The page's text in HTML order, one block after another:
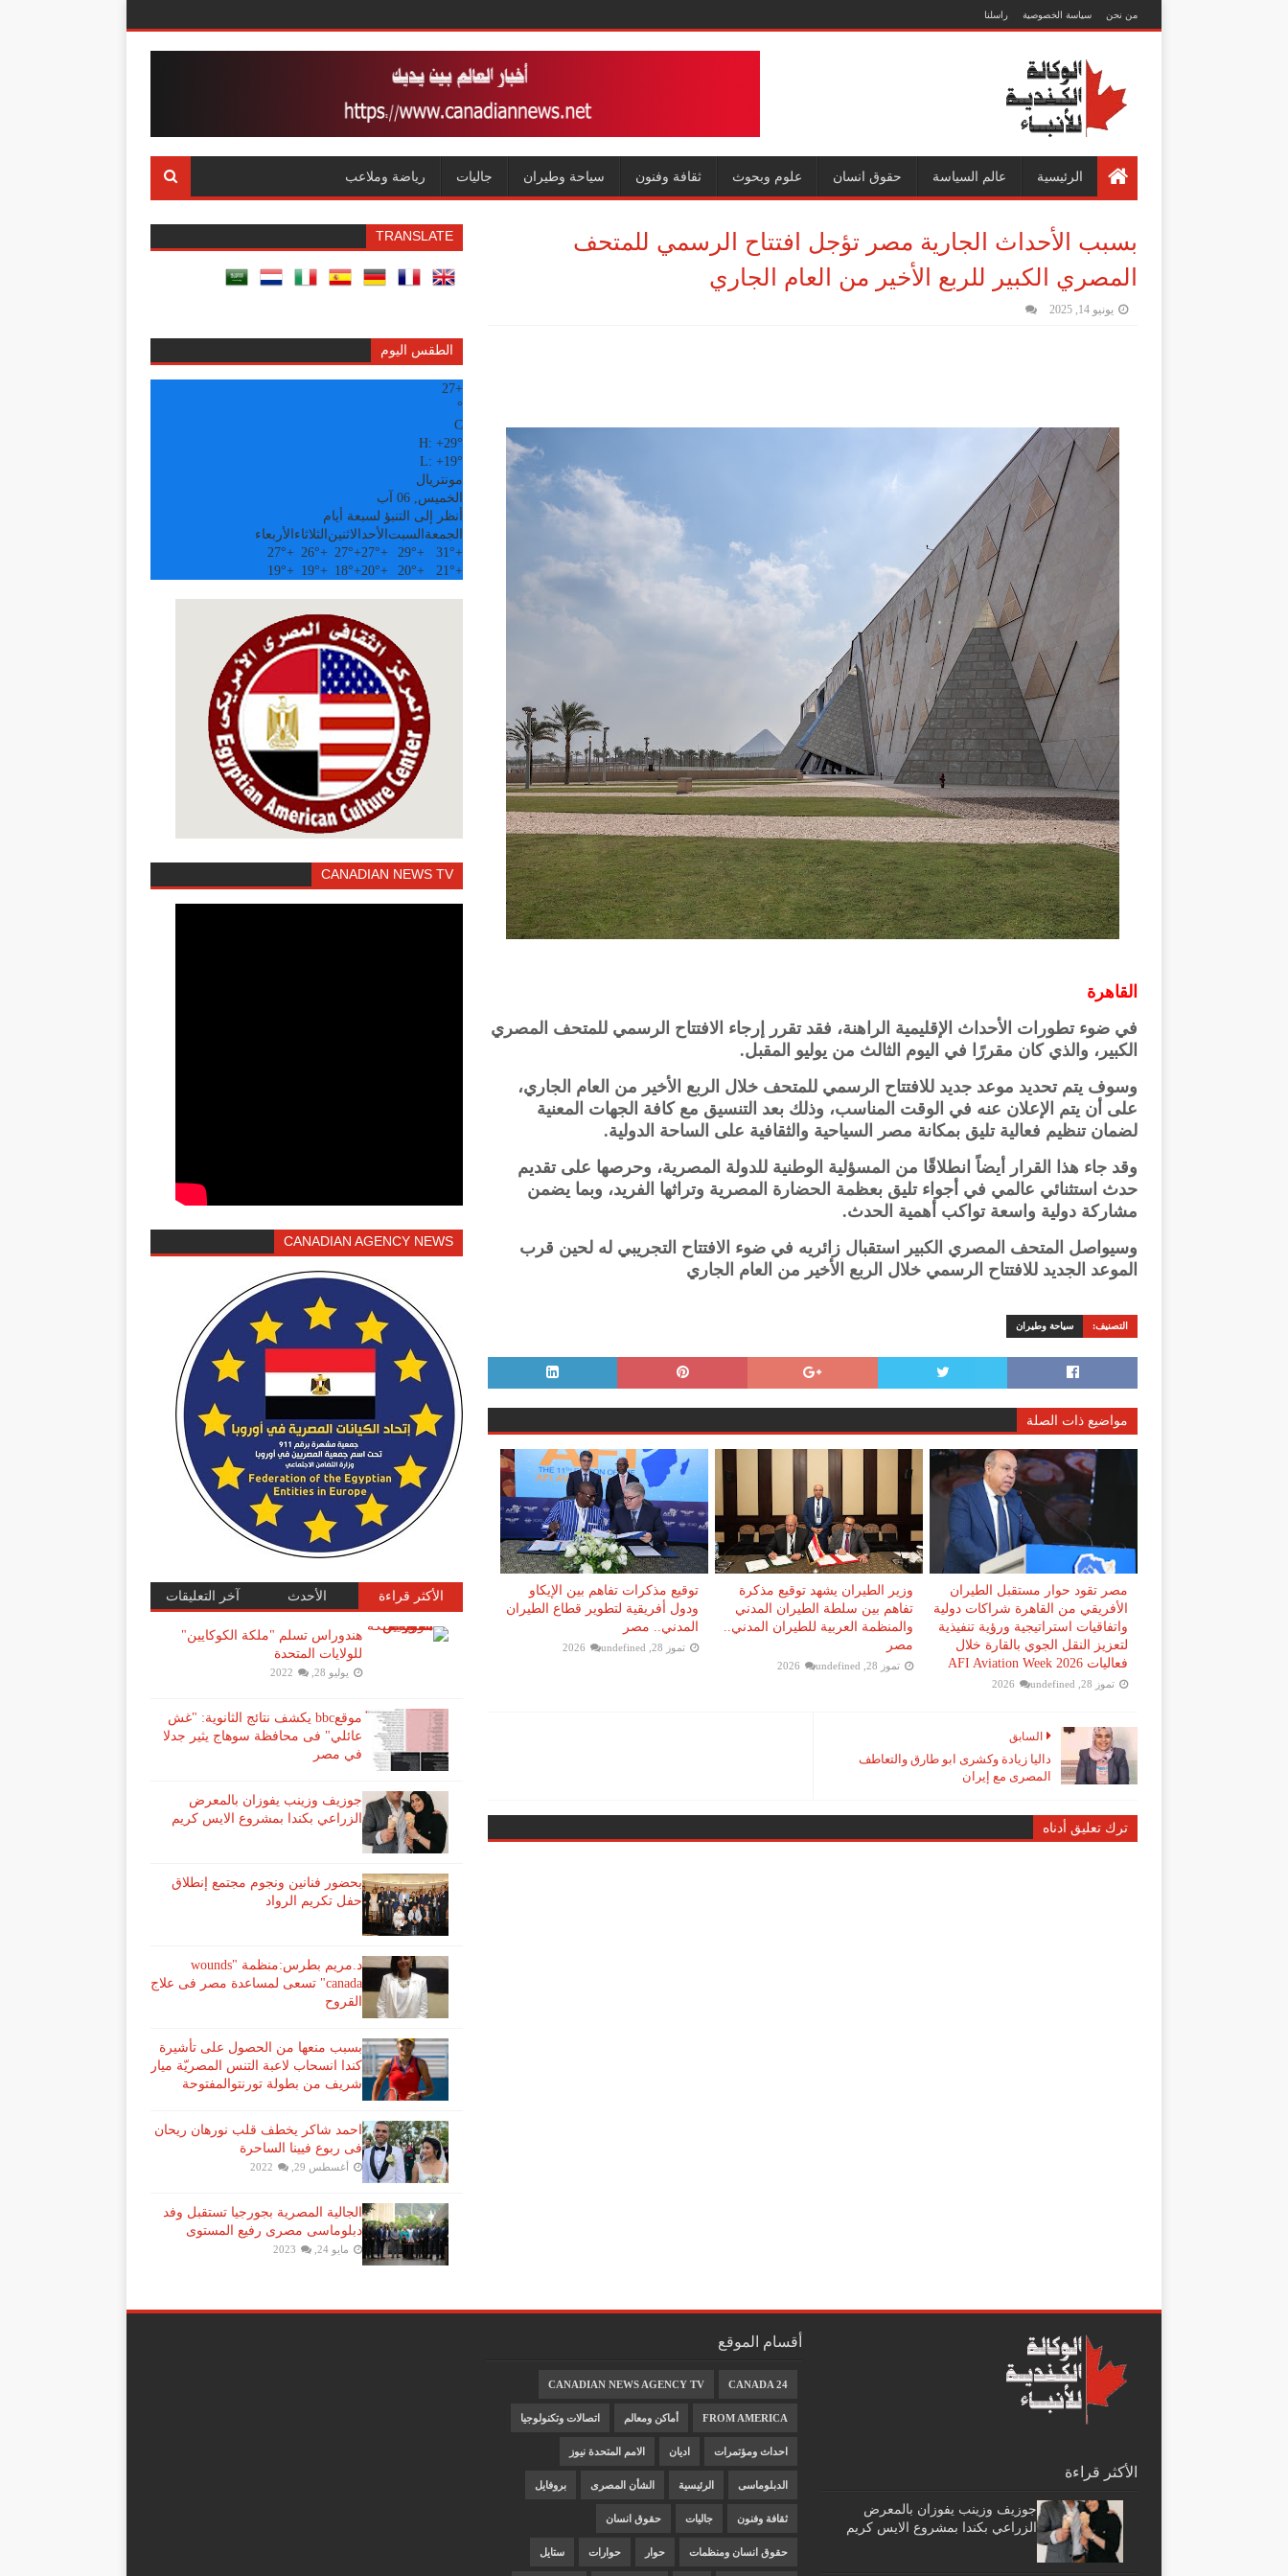
من نحن سياسة الخصوصية راسلنا
الرئيسية عالم السياسة حقوق انسان علوم وبحوث ثقافة وفنون سياحة وطيران جاليات رياضة وملاعب
بسبب الأحداث الجارية مصر تؤجل افتتاح الرسمي للمتحف
المصري الكبير للربع الأخير من العام الجاري
يونيو 14, 2025
القاهرة
في ضوء تطورات الأحداث الإقليمية الراهنة، فقد تقرر إرجاء الافتتاح الرسمي للمتحف المصري
الكبير، والذي كان مقررًا في اليوم الثالث من يوليو المقبل.
وسوف يتم تحديد موعد جديد للافتتاح الرسمي للمتحف خلال الربع الأخير من العام الجاري،
على أن يتم الإعلان عنه في الوقت المناسب، وذلك بعد التنسيق مع كافة الجهات المعنية
لضمان تنظيم فعالية تليق بمكانة مصر السياحية والثقافية على الساحة الدولية.
وقد جاء هذا القرار أيضاً انطلاقًا من المسؤلية الوطنية للدولة المصرية، وحرصها على تقديم
حدث استثنائي عالمي في أجواء تليق بعظمة الحضارة المصرية وتراثها الفريد، وبما يضمن
مشاركة دولية واسعة تواكب أهمية الحدث.
وسيواصل المتحف المصري الكبير استقبال زائريه في ضوء الافتتاح التجريبي له لحين قرب
الموعد الجديد للافتتاح الرسمي خلال الربع الأخير من العام الجاري
التصنيف: سياحة وطيران
مواضيع ذات الصلة
مصر تقود حوار مستقبل الطيران
الأفريقي من القاهرة شراكات دولية
واتفاقيات استراتيجية ورؤية تنفيذية
لتعزيز النقل الجوي بالقارة خلال
فعاليات AFI Aviation Week 2026
تموز 28, 2026 undefined
وزير الطيران يشهد توقيع مذكرة
تفاهم بين سلطة الطيران المدني
والمنظمة العربية للطيران المدني..
مصر
تموز 28, 2026 undefined
توقيع مذكرات تفاهم بين الإيكاو
ودول أفريقية لتطوير قطاع الطيران
المدني.. مصر
تموز 28, 2026 undefined
السابق
داليا زيادة وكشرى ابو طارق والتعاطف
المصرى مع إيران
ترك تعليق أدناه
TRANSLATE
الطقس اليوم
+
27
°
C
H: +29°
L: +19°
مونتريال
الخميس, 06 آب
أنظر إلى التنبؤ لسبعة أيام
الجمعة السبت الأحد الاثنين الثلاثاء الأربعاء
+
31°
+
29°
+
27°
+
27°
+
26°
+
27°
+
21°
+
20°
+
20°
+
18°
+
19°
+
19°
CANADIAN NEWS TV
CANADIAN AGENCY NEWS
الأكثر قراءة الأحدث آخر التعليقات
هندوراس تسلم "ملكة الكوكايين"
للولايات المتحدة
يوليو 28, 2022
موقعbbc يكشف نتائج الثانوية: "غش
عائلي" فى محافظة سوهاج يثير جدلا
في مصر
جوزيف وزينب يفوزان بالمعرض
الزراعي بكندا بمشروع الايس كريم
بحضور فنانين ونجوم مجتمع إنطلاق
حفل تكريم الرواد
د.مريم بطرس:منظمة "wounds
canada" تسعى لمساعدة مصر فى علاج
القروح
بسبب منعها من الحصول على تأشيرة
كندا انسحاب لاعبة ​التنس​ المصريّة ​ميار
شريف​ من بطولة ​تورنتو​المفتوحة
احمد شاكر يخطف قلب نورهان ريحان
فى ربوع فيينا الساحرة
أغسطس 29, 2022
الجالية المصرية بجورجيا تستقبل وفد
دبلوماسى مصرى رفيع المستوى
مايو 24, 2023
الأكثر قراءة
جوزيف وزينب يفوزان بالمعرض
الزراعي بكندا بمشروع الايس كريم
أقسام الموقع
CANADA 24
CANADIAN NEWS AGENCY TV
FROM AMERICA أماكن ومعالم اتصالات وتكنولوجيا
احداث ومؤتمرات اديان الامم المتحدة نيوز
الدبلوماسى الرئيسية الشأن المصرى بروفايل
ثقافة وفنون جاليات حقوق انسان
حقوق انسان ومنظمات حوار حوارات ستايل